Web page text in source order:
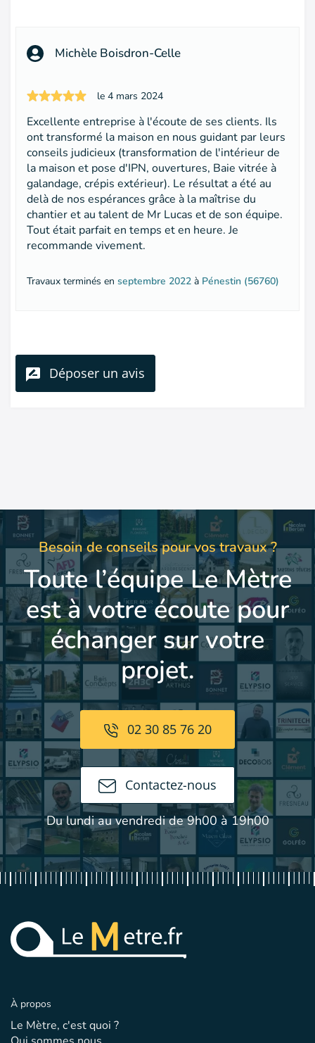
Michèle Boisdron-Celle
le 4 mars 2024
Excellente entreprise à l'écoute de ses clients. Ils
ont transformé la maison en nous guidant par leurs
conseils judicieux (transformation de l'intérieur de
la maison et pose d'IPN, ouvertures, Baie vitrée à
galandage, crépis extérieur). Le résultat a été au
delà de nos espérances grâce à la maîtrise du
chantier et au talent de Mr Lucas et de son équipe.
Tout était parfait en temps et en heure. Je
recommande vivement.
Travaux terminés en septembre 2022 à Pénestin (56760)
Déposer un avis
Besoin de conseils pour vos travaux ?
Toute l’équipe Le Mètre
est à votre écoute pour
échanger sur votre
projet.
02 30 85 76 20
Contactez-nous
Du lundi au vendredi de 9h00 à 19h00
À propos
Le Mètre, c'est quoi ?